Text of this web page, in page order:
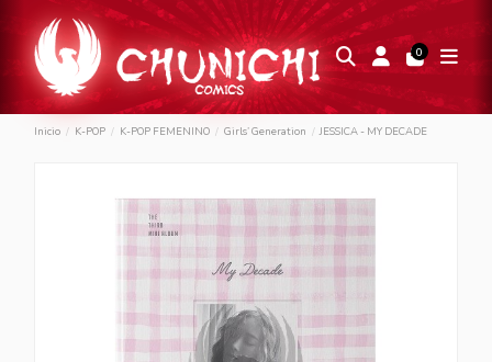
0
Inicio K-POP K-POP FEMENINO Girls’ Generation JESSICA - MY DECADE